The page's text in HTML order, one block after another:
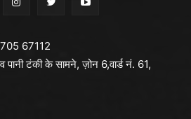
67112
पानी टंकी के सामने, ज़ोन 6,वार्ड नं. 61,